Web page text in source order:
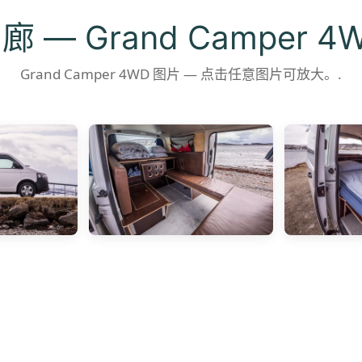
— Grand Camper
Grand Camper 4WD 图片 — 点击任意图片可放大。.